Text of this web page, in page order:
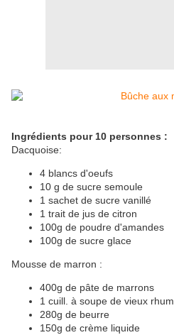
Ingrédients pour 10 personnes :
Dacquoise:
4 blancs d'oeufs
10 g de sucre semoule
1 sachet de sucre vanillé
1 trait de jus de citron
100g de poudre d'amandes
100g de sucre glace
Mousse de marron :
400g de pâte de marrons
1 cuill. à soupe de vieux rhum
280g de beurre
150g de crème liquide